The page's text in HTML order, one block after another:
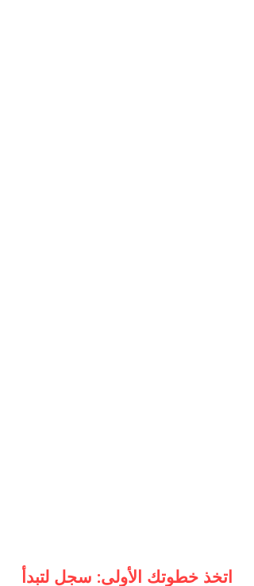
اتخذ خطوتك الأولى: سجل لتبدأ